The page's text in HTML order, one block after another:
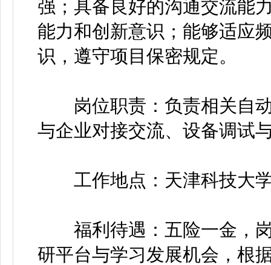
强；具备良好的沟通交流能
能力和创新意识；能够适应
识，遵守项目保密规定。
岗位职责：负责相关自动
与企业对接交流、设备调试
工作地点：天津科技大
福利待遇：五险一金，岗
研平台与学习发展机会，根